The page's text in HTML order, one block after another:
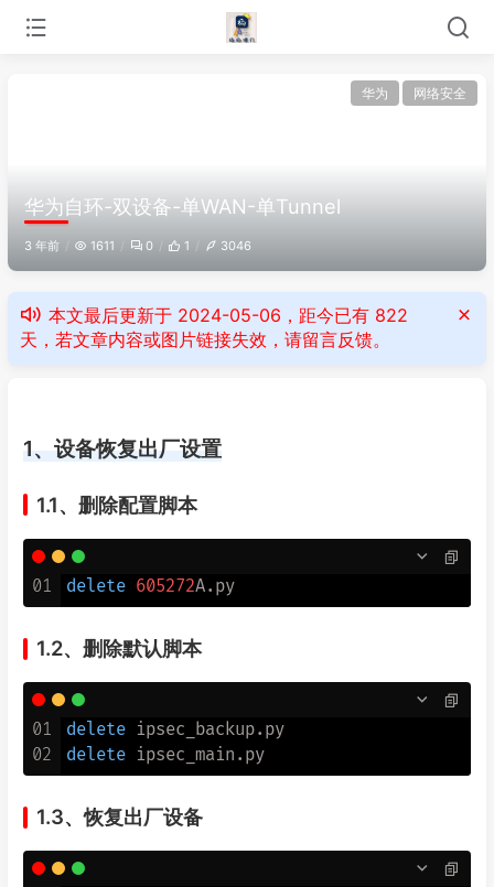
华为 网络安全
华为自环-双设备-单WAN-单Tunnel
3 年前 1611 0 1 3046
本文最后更新于 2024-05-06，距今已有 822
天，若文章内容或图片链接失效，请留言反馈。
1、设备恢复出厂设置
1.1、删除配置脚本
01 delete 605272
1.2、删除默认脚本
01
02
delete
delete
1.3、恢复出厂设备